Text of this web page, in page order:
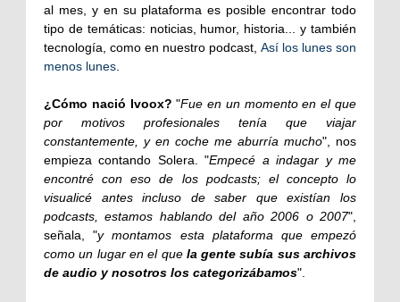
al mes, y en su plataforma es posible encontrar todo
tipo de temáticas: noticias, humor, historia... y también
tecnología, como en nuestro podcast, Así los lunes son
menos lunes.
¿Cómo nació Ivoox? "Fue en un momento en el que
por motivos profesionales tenía que viajar
constantemente, y en coche me aburría mucho", nos
empieza contando Solera. "Empecé a indagar y me
encontré con eso de los podcasts; el concepto lo
visualicé antes incluso de saber que existían los
podcasts, estamos hablando del año 2006 o 2007",
señala, "y montamos esta plataforma que empezó
como un lugar en el que la gente subía sus archivos
de audio y nosotros los categorizábamos".